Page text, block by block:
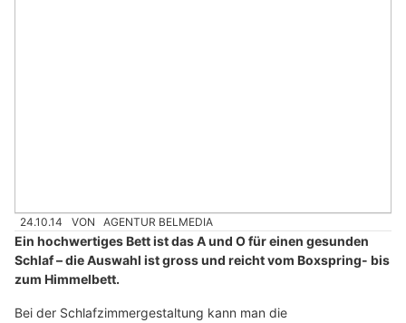
24.10.14 VON AGENTUR BELMEDIA
Ein hochwertiges Bett ist das A und O für einen gesunden
Schlaf – die Auswahl ist gross und reicht vom Boxspring- bis
zum Himmelbett.
Bei der Schlafzimmergestaltung kann man die